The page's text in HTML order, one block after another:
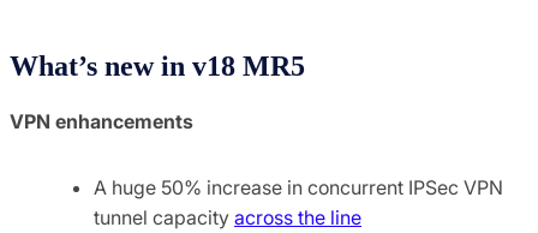
What’s new in v18 MR5
VPN enhancements
A huge 50% increase in concurrent IPSec VPN
tunnel capacity across the line